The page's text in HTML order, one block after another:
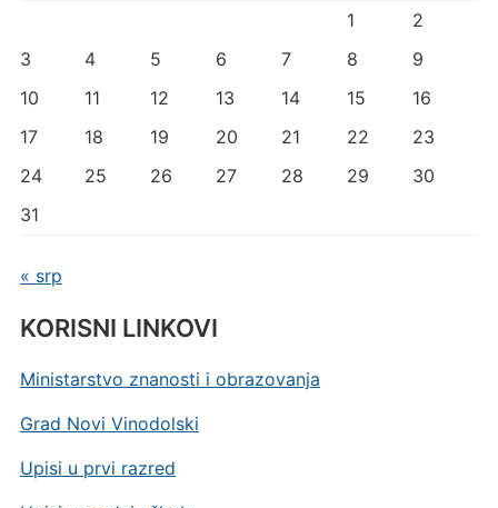
1
2
3
4 5 6 7 8
9
10
11 12 13 14 15
16
17
18 19 20 21 22
23
24
25 26 27 28 29
30
31
« srp
KORISNI LINKOVI
Ministarstvo znanosti i obrazovanja
Grad Novi Vinodolski
Upisi u prvi razred